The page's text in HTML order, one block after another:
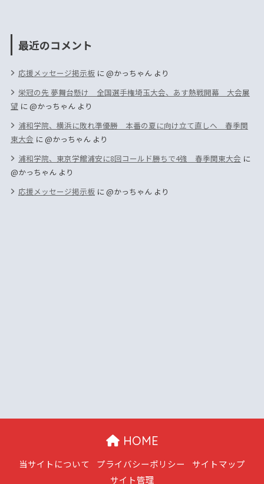
最近のコメント
応援メッセージ掲示板に@かっちゃんより
栄冠の先 夢舞台懸け 全国選手権埼玉大会、あす熱戦開幕 大会展
望 に@かっちゃんより
浦和学院、横浜に敗れ準優勝 本番の夏に向け立て直しへ 春季関
東大会 に@かっちゃんより
浦和学院、東京学館浦安に8回コールド勝ちで4強 春季関東大会 に
@かっちゃんより
応援メッセージ掲示板に@かっちゃんより
HOME
当サイトについて プライバシーポリシー
サイトマップ
サイト管理